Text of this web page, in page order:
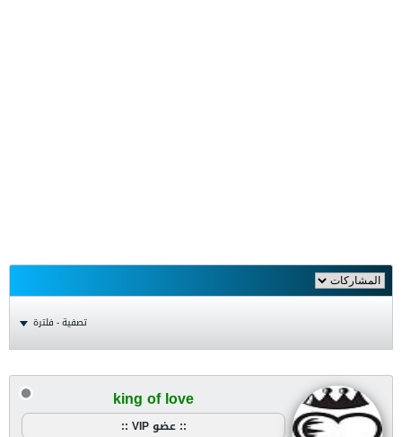
تصفية - فلترة
king of love
:: عضو VIP ::